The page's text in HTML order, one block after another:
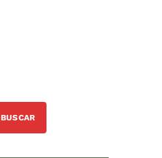
BUSCAR